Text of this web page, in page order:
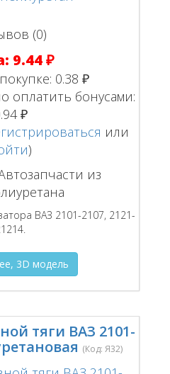
(0)
9.44 ₽
0.38 ₽
оплатить бонусами:
₽
или
)
из
ВАЗ 2101-2107, 2121-
3D модель
тяги ВАЗ 2101-
(Код: Я32)